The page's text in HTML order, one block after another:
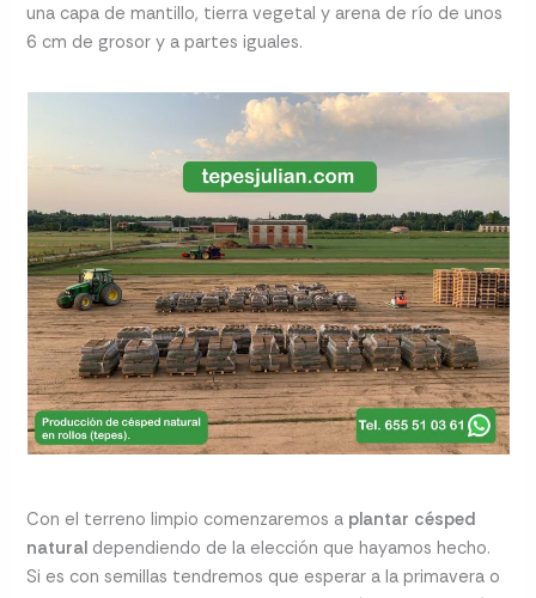
una capa de mantillo, tierra vegetal y arena de río de unos
6 cm de grosor y a partes iguales.
Con el terreno limpio comenzaremos a plantar césped
natural dependiendo de la elección que hayamos hecho.
Si es con semillas tendremos que esperar a la primavera o